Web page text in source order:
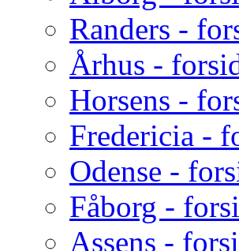
Randers -
Århus -
Horsens -
Fredericia -
Odense -
Fåborg -
Assens -